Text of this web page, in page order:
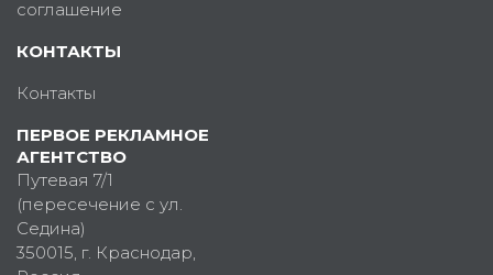
соглашение
КОНТАКТЫ
Контакты
ПЕРВОЕ РЕКЛАМНОЕ
АГЕНТСТВО
Путевая 7/1
(пересечение с ул.
Седина)
350015, г. Краснодар,